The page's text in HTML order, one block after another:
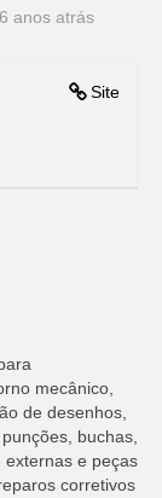
anos atrás
Site
mecânico,
de desenhos,
buchas,
externas e peças
corretivos